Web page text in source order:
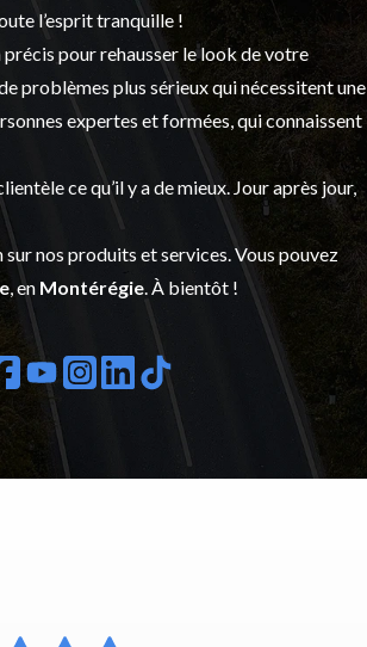
l’esprit tranquille !
pour rehausser le look de votre
problèmes plus sérieux qui nécessitent une
expertes et formées, qui connaissent
ce qu’il y a de mieux. Jour après jour,
nos produits et services. Vous pouvez
, en Montérégie. À bientôt !